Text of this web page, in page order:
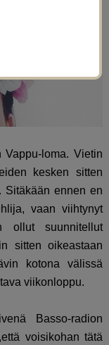
loma. Vietin
kesken sitten
Sitäkään ennen en
vaan viihtynyt
ollut suunnitellut
sitten oikeastaan
kotona välissä
viikonloppu.
Basso-radion
voisikohan tätä